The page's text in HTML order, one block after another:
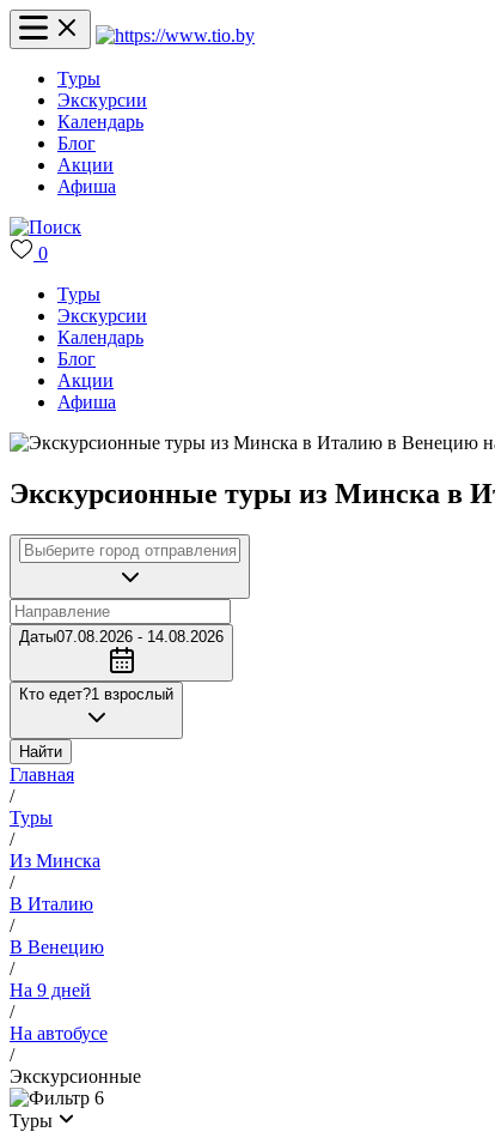
Туры
Экскурсии
Календарь
Блог
Акции
Афиша
0
Туры
Экскурсии
Календарь
Блог
Акции
Афиша
Экскурсионные туры из Минска в
Даты07.08.2026 - 14.08.2026
Кто едет?1 взрослый
Найти
Главная
/
Туры
/
Из Минска
/
В Италию
/
В Венецию
/
На 9 дней
/
На автобусе
/
Экскурсионные
6
Туры